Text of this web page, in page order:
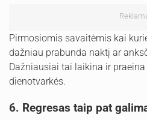
Pirmosiomis savaitėmis kai
dažniau prabunda naktį ar
Dažniausiai tai laikina ir
dienotvarkės.
6. Regresas taip pat